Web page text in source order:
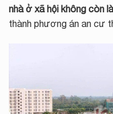
nhà ở xã hội không còn
thành phương án an cư